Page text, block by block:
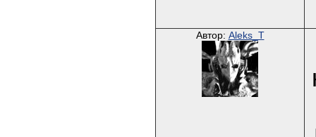
Автор: Aleks_T